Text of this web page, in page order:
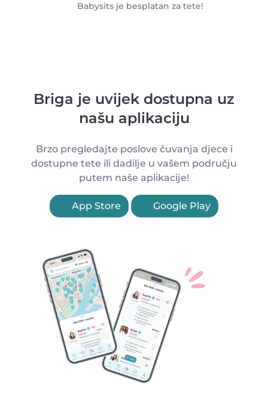
Babysits je besplatan za tete!
Briga je uvijek dostupna uz
našu aplikaciju
Brzo pregledajte poslove čuvanja djece i
dostupne tete ili dadilje u vašem području
putem naše aplikacije!
App Store Google Play